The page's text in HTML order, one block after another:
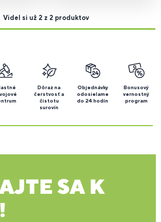
Videl si už 2 z 2 produktov
Dôraz na
čerstvosť a
čistotu
surovín
Objednávky
odosielame
do 24 hodín
Bonusový
vernostný
program
SA K